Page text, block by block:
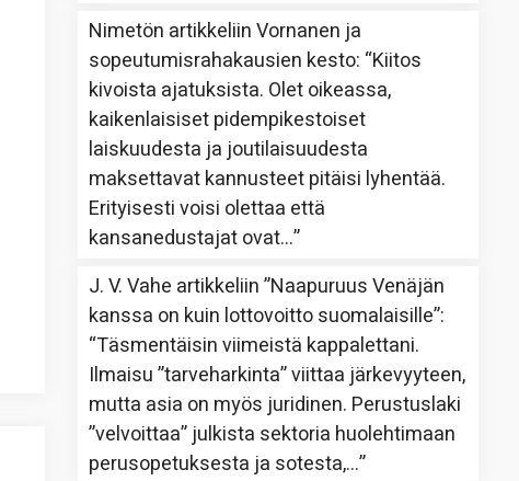
Nimetön artikkeliinVornanen ja
sopeutumisrahakausien kesto: “Kiitos
kivoista ajatuksista. Olet oikeassa,
kaikenlaisiset pidempikestoiset
laiskuudesta ja joutilaisuudesta
maksettavat kannusteet pitäisi lyhentää.
Erityisesti voisi olettaa että
kansanedustajat ovat…”
J. V. Vahe artikkeliin”Naapuruus Venäjän
kanssa on kuin lottovoitto suomalaisille”:
“Täsmentäisin viimeistä kappalettani.
Ilmaisu ”tarveharkinta” viittaa järkevyyteen,
mutta asia on myös juridinen. Perustuslaki
”velvoittaa” julkista sektoria huolehtimaan
perusopetuksesta ja sotesta,…”